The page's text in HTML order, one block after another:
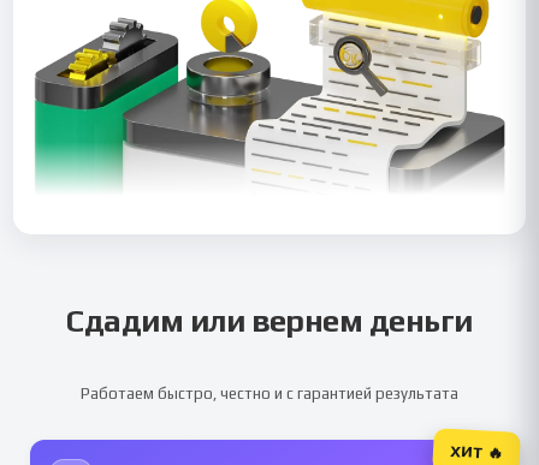
Сдадим или вернем деньги
Работаем быстро, честно и с гарантией результата
ХИТ 🔥